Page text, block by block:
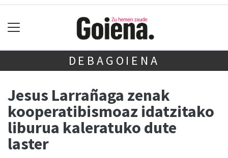
DEBAGOIENA
Jesus Larrañaga zenak
kooperatibismoaz idatzitako
liburua kaleratuko dute
laster